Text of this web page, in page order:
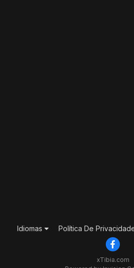
Idiomas Política De
xTibia.com